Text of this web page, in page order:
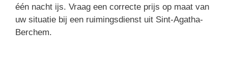
één nacht ijs. Vraag een correcte prijs op maat van
uw situatie bij een ruimingsdienst uit Sint-Agatha-
Berchem.